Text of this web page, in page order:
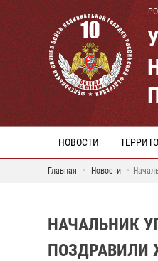
НОВОСТИ
Главная Новости
НАЧАЛЬНИК